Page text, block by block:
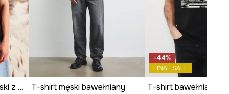
Wymiary podane dla rozmiaru
L.
Model na zdjęciu ma 187 cm
wzrostu i ma na sobie rozmiar L.
Zobacz wymiary produktu
T-shirt bawełniany męski z kolekcji El Gato Chimney x Medicine kolor czarny
T-shirt męski bawełniany
-44%
FINAL SALE